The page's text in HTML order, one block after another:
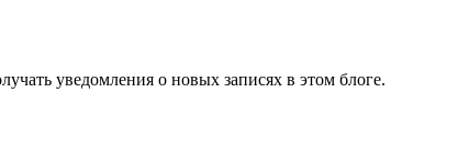
уведомления о новых записях в этом блоге.